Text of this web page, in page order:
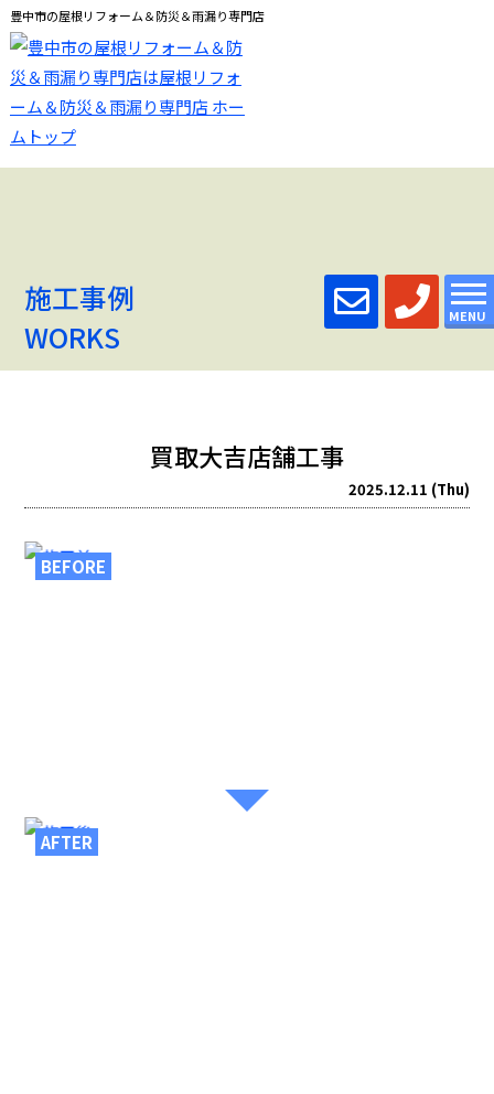
豊中市の屋根リフォーム＆防災＆雨漏り専門店
MENU
施工事例
WORKS
買取大吉店舗工事
2025.12.11 (Thu)
BEFORE
AFTER